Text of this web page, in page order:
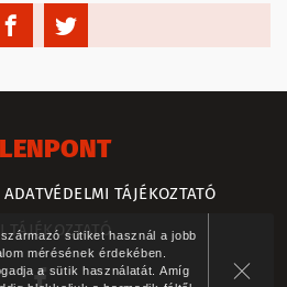
sütiket használ a jobb
mérésének érdekében.
a sütik használatát. Amíg
ADATVÉDELMI TÁJÉKOZTATÓ
TÁJÉKOZTATÓ